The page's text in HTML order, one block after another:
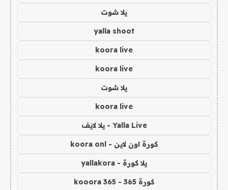
يلا شوت
yalla shoot
koora live
koora live
يلا شوت
koora live
Yalla Live - يلا لايف
كورة اون لاين - koora onl
يلا كورة - yallakora
كورة 365 - kooora 365